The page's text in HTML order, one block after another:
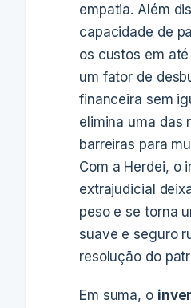
empatia. Além
capacidade de
os custos em
um fator de
financeira sem
elimina uma das
barreiras para
Com a Herdei, o
extrajudicial
peso e se torna
suave e seguro
resolução do
Em suma, o